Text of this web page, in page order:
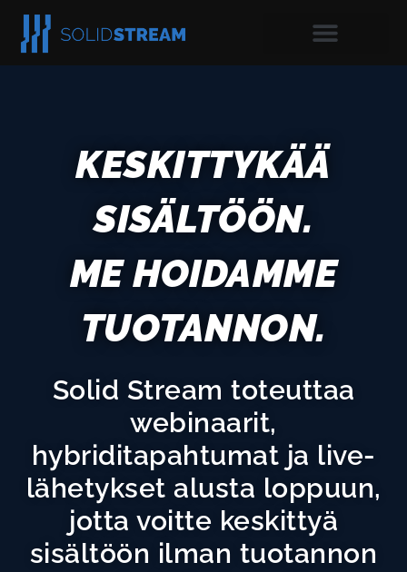
KESKITTYKÄÄ
SISÄLTÖÖN.
ME HOIDAMME
TUOTANNON.
Solid Stream toteuttaa
webinaarit,
hybriditapahtumat ja live-
lähetykset alusta loppuun,
jotta voitte keskittyä
sisältöön ilman tuotannon